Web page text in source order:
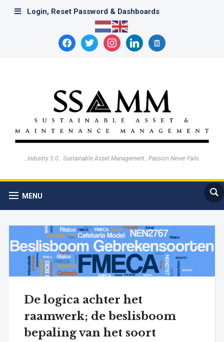
Login, Reset Password & Dashboards
facebooktwitter instagramlinkedinarchive
..Industry 5.0.. Sustainable Asset Management…Passion Never Fails
MENU
De logica achter het
raamwerk; de beslisboom
bepaling van het soort